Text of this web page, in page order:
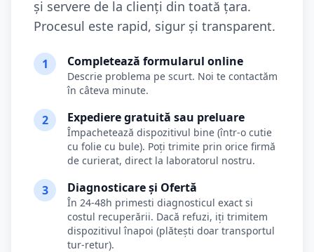
și servere de la clienți din toată țara.
Procesul este rapid, sigur și transparent.
1 Completează formularul online
Descrie problema pe scurt. Noi te contactăm
în câteva minute.
2 Expediere gratuită sau preluare
Împachetează dispozitivul bine (într-o cutie
cu folie cu bule). Poți trimite prin orice firmă
de curierat, direct la laboratorul nostru.
3 Diagnosticare și Ofertă
În 24-48h primesti diagnosticul exact si
costul recuperării. Dacă refuzi, iți trimitem
dispozitivul înapoi (plătești doar transportul
tur-retur).